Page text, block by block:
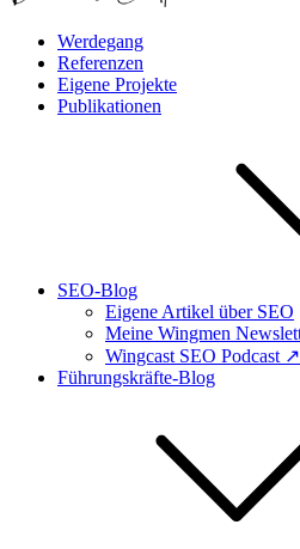
Darius Erdt
Dein SEO Berater aus Berlin.
Werdegang
Referenzen
Eigene Projekte
Publikationen
SEO-Blog
Eigene Artikel über SEO
Meine Wingmen
Wingcast SEO Podcast ↗
Führungskräfte-Blog